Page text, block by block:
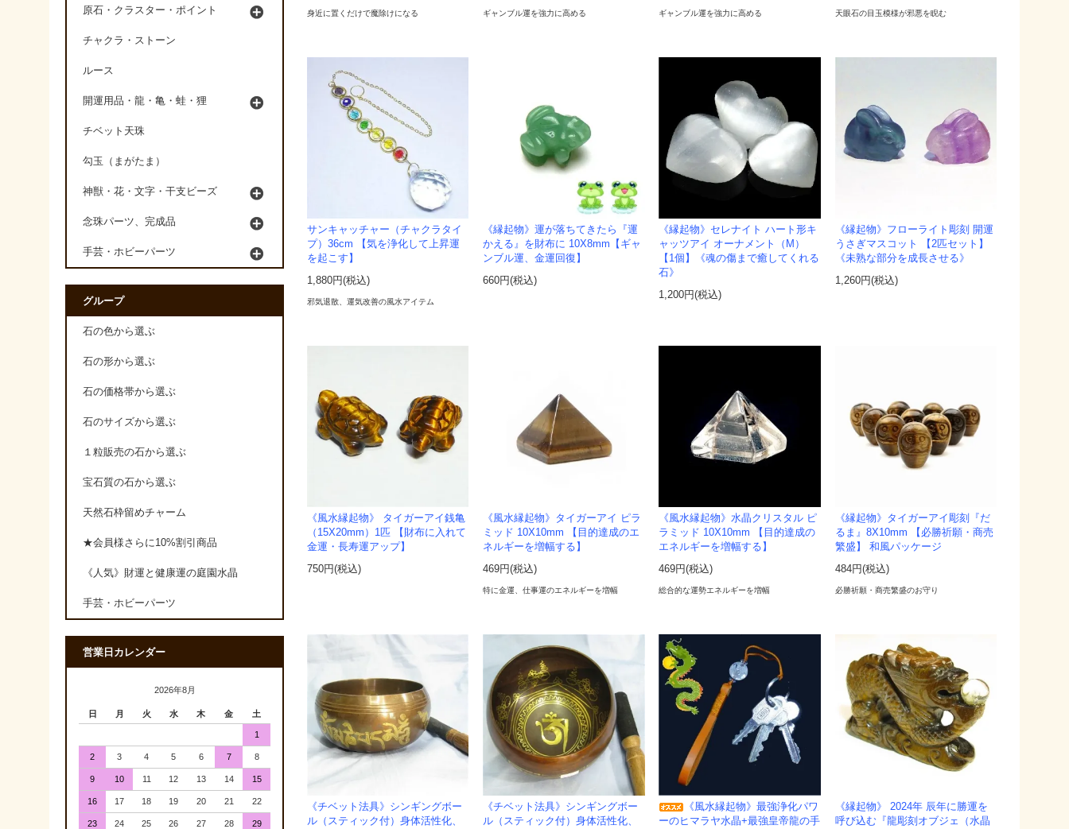
身近に置くだけで魔除けになる ギャンブル運を強力に高める ギャンブル運を強力に高める 天眼石の目玉模様が邪悪を睨む
サンキャッチャー（チャクラタイ
プ）36cm 【気を浄化して上昇運
を起こす】
1,880円(税込)
邪気退散、運気改善の風水アイテム
《縁起物》運が落ちてきたら『運
かえる』を財布に 10X8mm【ギャ
ンブル運、金運回復】
660円(税込)
《縁起物》セレナイト ハート形キ
ャッツアイ オーナメント（M）
【1個】《魂の傷まで癒してくれる
石》
1,200円(税込)
《縁起物》フローライト彫刻 開運
うさぎマスコット 【2匹セット】
《未熟な部分を成長させる》
1,260円(税込)
《風水縁起物》 タイガーアイ銭亀
（15X20mm）1匹 【財布に入れて
金運・長寿運アップ】
750円(税込)
《風水縁起物》タイガーアイ ピラ
ミッド 10X10mm 【目的達成のエ
ネルギーを増幅する】
469円(税込)
特に金運、仕事運のエネルギーを増幅
《風水縁起物》水晶クリスタル ピ
ラミッド 10X10mm 【目的達成の
エネルギーを増幅する】
469円(税込)
総合的な運勢エネルギーを増幅
《縁起物》タイガーアイ彫刻『だ
るま』8X10mm 【必勝祈願・商売
繁盛】 和風パッケージ
484円(税込)
必勝祈願・商売繁盛のお守り
《チベット法具》シンギングボー
ル（スティック付）身体活性化、
《チベット法具》シンギングボー
ル（スティック付）身体活性化、
《風水縁起物》最強浄化パワ
ーのヒマラヤ水晶+最強皇帝龍の手
《縁起物》 2024年 辰年に勝運を
呼び込む『龍彫刻オブジェ（水晶
原石・クラスター・ポイント
チャクラ・ストーン
ルース
開運用品・龍・亀・蛙・狸
チベット天珠
勾玉（まがたま）
神獣・花・文字・干支ビーズ
念珠パーツ、完成品
手芸・ホビーパーツ
グループ
石の色から選ぶ
石の形から選ぶ
石の価格帯から選ぶ
石のサイズから選ぶ
１粒販売の石から選ぶ
宝石質の石から選ぶ
天然石枠留めチャーム
★会員様さらに10%割引商品
《人気》財運と健康運の庭園水晶
手芸・ホビーパーツ
営業日カレンダー
2026年8月
日 月 火 水 木 金 土
1
2 3 4 5 6 7 8
9 10 11 12 13 14 15
16 17 18 19 20 21 22
23 24 25 26 27 28 29